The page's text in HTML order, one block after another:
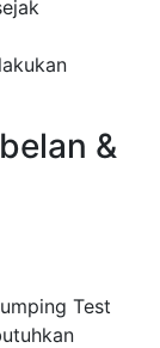
&
Test